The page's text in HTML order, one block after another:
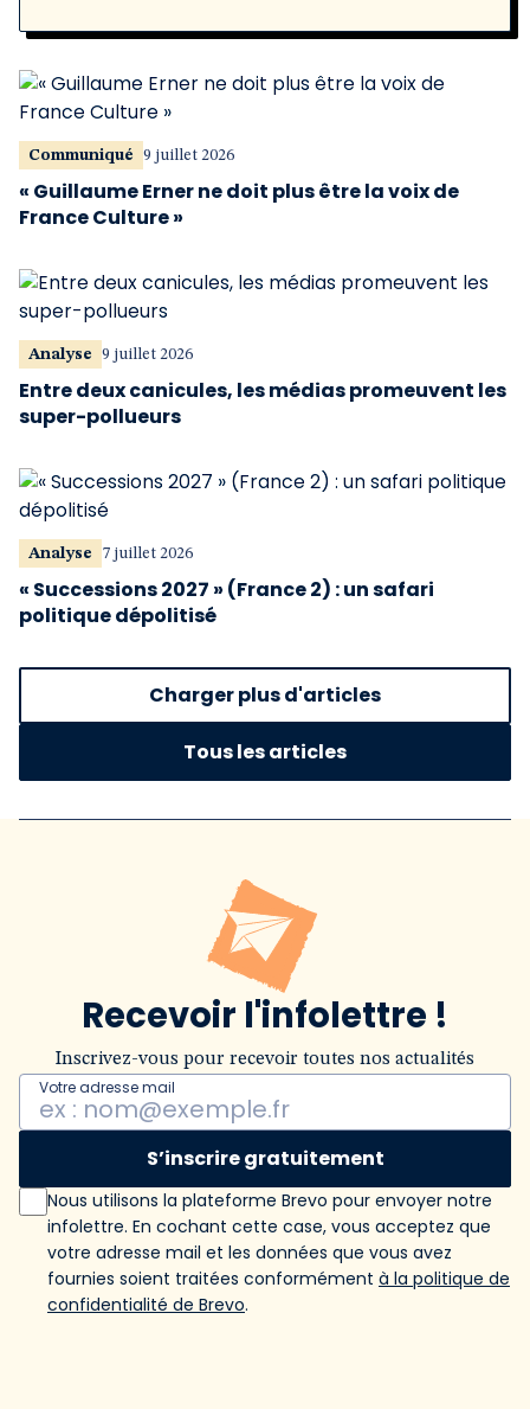
Communiqué 9 juillet 2026
« Guillaume Erner ne doit plus être la voix de
France Culture »
Analyse 9 juillet 2026
Entre deux canicules, les médias promeuvent les
super-pollueurs
Analyse 7 juillet 2026
« Successions 2027 » (France 2) : un safari
politique dépolitisé
Charger plus d'articles
Tous les articles
Recevoir l'infolettre !
Inscrivez-vous pour recevoir toutes nos actualités
Votre adresse mail
S’inscrire gratuitement
Nous utilisons la plateforme Brevo pour envoyer notre
infolettre. En cochant cette case, vous acceptez que
votre adresse mail et les données que vous avez
fournies soient traitées conformément à la politique de
confidentialité de Brevo.